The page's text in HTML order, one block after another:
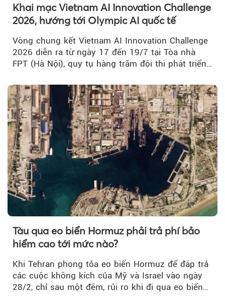
Khai mạc Vietnam AI Innovation Challenge
2026, hướng tới Olympic AI quốc tế
Vòng chung kết Vietnam AI Innovation Challenge
2026 diễn ra từ ngày 17 đến 19/7 tại Tòa nhà
FPT (Hà Nội), quy tụ hàng trăm đội thi phát triển
Tàu qua eo biển Hormuz phải trả phí bảo
hiểm cao tới mức nào?
Khi Tehran phong tỏa eo biển Hormuz để đáp trả
các cuộc không kích của Mỹ và Israel vào ngày
28/2, chỉ sau một đêm, rủi ro khi đi qua eo biển